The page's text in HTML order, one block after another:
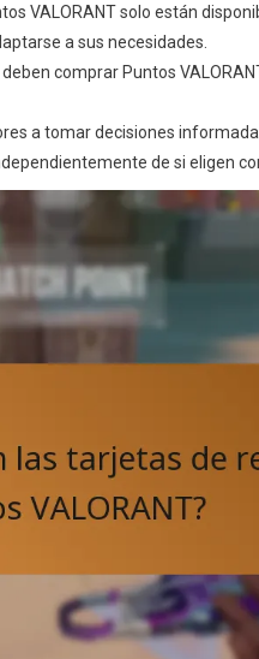
VALORANT solo están
a sus necesidades.
comprar Puntos
a tomar decisiones
de si eligen